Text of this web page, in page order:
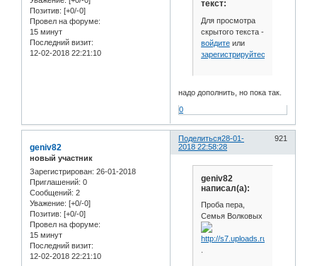
Позитив: [+0/-0]
Провел на форуме:
15 минут
Последний визит:
12-02-2018 22:21:10
текст:
Для просмотра
скрытого текста -
войдитеили
зарегистрируйтесь
надо дополнить, но пока так.
0
Поделиться 921
28-01-
2018 22:58:28
geniv82
новый участник
Зарегистрирован: 26-01-2018
Приглашений: 0
Сообщений: 2
Уважение: [+0/-0]
Позитив: [+0/-0]
Провел на форуме:
15 минут
Последний визит:
12-02-2018 22:21:10
geniv82
написал(а):
Проба пера,
Семья Волковых